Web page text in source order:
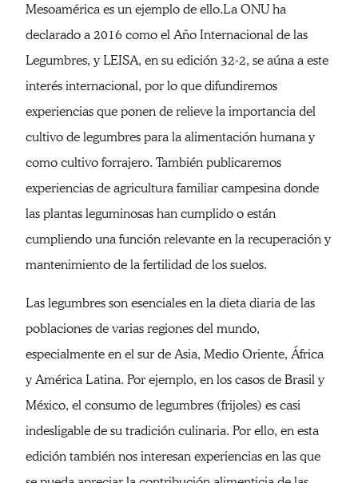
Mesoamérica es un ejemplo de ello.La ONU ha
declarado a 2016 como el Año Internacional de las
Legumbres, y LEISA, en su edición 32-2, se aúna a este
interés internacional, por lo que difundiremos
experiencias que ponen de relieve la importancia del
cultivo de legumbres para la alimentación humana y
como cultivo forrajero. También publicaremos
experiencias de agricultura familiar campesina donde
las plantas leguminosas han cumplido o están
cumpliendo una función relevante en la recuperación y
mantenimiento de la fertilidad de los suelos.
Las legumbres son esenciales en la dieta diaria de las
poblaciones de varias regiones del mundo,
especialmente en el sur de Asia, Medio Oriente, África
y América Latina. Por ejemplo, en los casos de Brasil y
México, el consumo de legumbres (frijoles) es casi
indesligable de su tradición culinaria. Por ello, en esta
edición también nos interesan experiencias en las que